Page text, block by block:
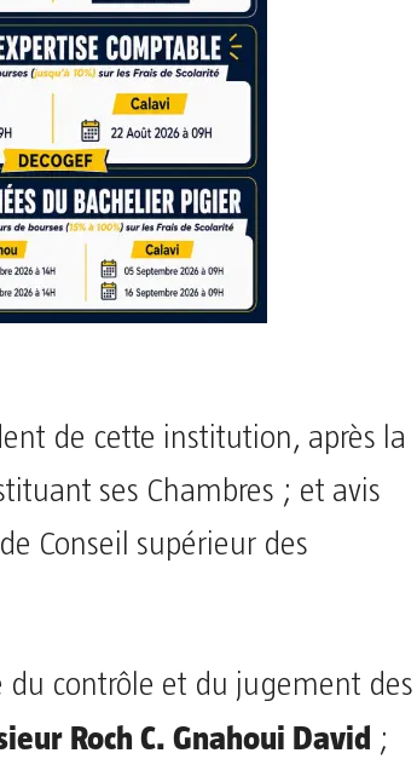
de cette institution, après la
ses Chambres ; et avis
Conseil supérieur des
du contrôle et du jugement des
Roch C. Gnahoui David ;